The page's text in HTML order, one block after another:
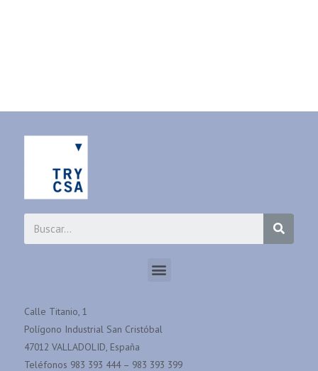
Calle Titanio, 1
Polígono Industrial San Cristóbal
47012 VALLADOLID, España
Teléfonos 983 393 444 – 983 393 399